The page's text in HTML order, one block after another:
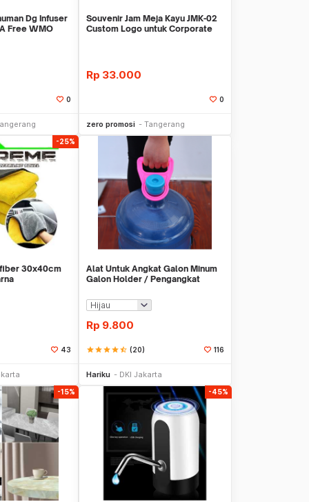
Dg Infuser
Free WMO
0
Souvenir Jam Meja Kayu JMK-02
Custom Logo untuk Corporate
Rp 33.000
0
zero promosi Tangerang
-25%
30x40cm
43
Alat Untuk Angkat Galon Minum
Galon Holder / Pengangkat
Rp 9.800
starstarstarstarstar_half (20) 116
Hariku DKI Jakarta
-15% -45%